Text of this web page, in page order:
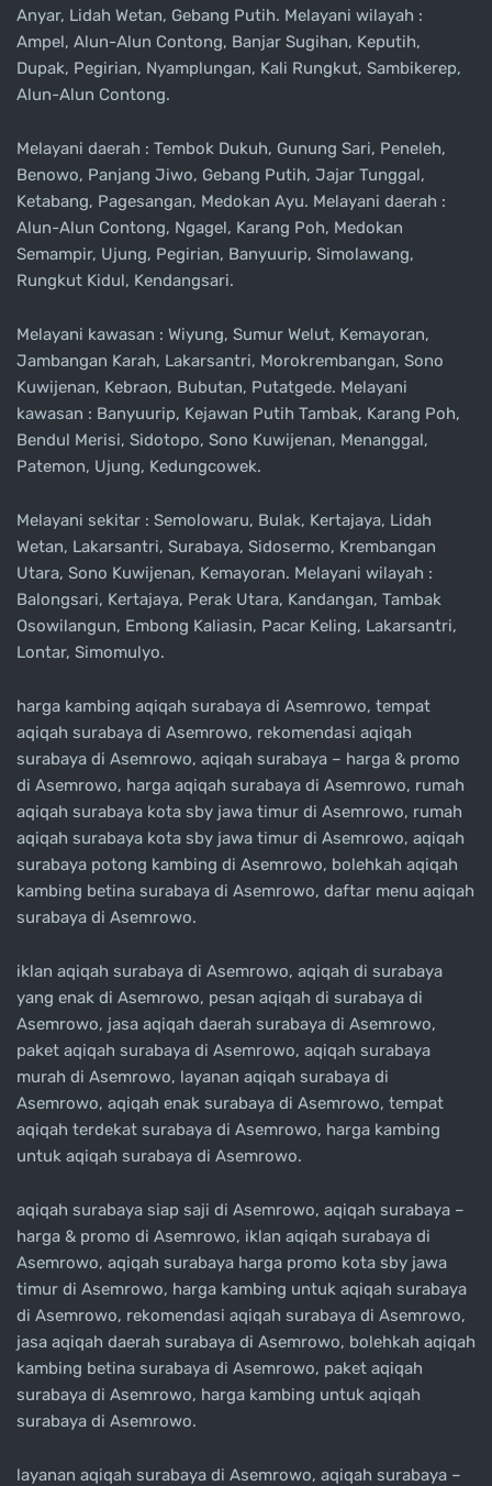
Anyar, Lidah Wetan, Gebang Putih. Melayani wilayah :
Ampel, Alun-Alun Contong, Banjar Sugihan, Keputih,
Dupak, Pegirian, Nyamplungan, Kali Rungkut, Sambikerep,
Alun-Alun Contong.
Melayani daerah : Tembok Dukuh, Gunung Sari, Peneleh,
Benowo, Panjang Jiwo, Gebang Putih, Jajar Tunggal,
Ketabang, Pagesangan, Medokan Ayu. Melayani daerah :
Alun-Alun Contong, Ngagel, Karang Poh, Medokan
Semampir, Ujung, Pegirian, Banyuurip, Simolawang,
Rungkut Kidul, Kendangsari.
Melayani kawasan : Wiyung, Sumur Welut, Kemayoran,
Jambangan Karah, Lakarsantri, Morokrembangan, Sono
Kuwijenan, Kebraon, Bubutan, Putatgede. Melayani
kawasan : Banyuurip, Kejawan Putih Tambak, Karang Poh,
Bendul Merisi, Sidotopo, Sono Kuwijenan, Menanggal,
Patemon, Ujung, Kedungcowek.
Melayani sekitar : Semolowaru, Bulak, Kertajaya, Lidah
Wetan, Lakarsantri, Surabaya, Sidosermo, Krembangan
Utara, Sono Kuwijenan, Kemayoran. Melayani wilayah :
Balongsari, Kertajaya, Perak Utara, Kandangan, Tambak
Osowilangun, Embong Kaliasin, Pacar Keling, Lakarsantri,
Lontar, Simomulyo.
harga kambing aqiqah surabaya di Asemrowo, tempat
aqiqah surabaya di Asemrowo, rekomendasi aqiqah
surabaya di Asemrowo, aqiqah surabaya – harga & promo
di Asemrowo, harga aqiqah surabaya di Asemrowo, rumah
aqiqah surabaya kota sby jawa timur di Asemrowo, rumah
aqiqah surabaya kota sby jawa timur di Asemrowo, aqiqah
surabaya potong kambing di Asemrowo, bolehkah aqiqah
kambing betina surabaya di Asemrowo, daftar menu aqiqah
surabaya di Asemrowo.
iklan aqiqah surabaya di Asemrowo, aqiqah di surabaya
yang enak di Asemrowo, pesan aqiqah di surabaya di
Asemrowo, jasa aqiqah daerah surabaya di Asemrowo,
paket aqiqah surabaya di Asemrowo, aqiqah surabaya
murah di Asemrowo, layanan aqiqah surabaya di
Asemrowo, aqiqah enak surabaya di Asemrowo, tempat
aqiqah terdekat surabaya di Asemrowo, harga kambing
untuk aqiqah surabaya di Asemrowo.
aqiqah surabaya siap saji di Asemrowo, aqiqah surabaya –
harga & promo di Asemrowo, iklan aqiqah surabaya di
Asemrowo, aqiqah surabaya harga promo kota sby jawa
timur di Asemrowo, harga kambing untuk aqiqah surabaya
di Asemrowo, rekomendasi aqiqah surabaya di Asemrowo,
jasa aqiqah daerah surabaya di Asemrowo, bolehkah aqiqah
kambing betina surabaya di Asemrowo, paket aqiqah
surabaya di Asemrowo, harga kambing untuk aqiqah
surabaya di Asemrowo.
layanan aqiqah surabaya di Asemrowo, aqiqah surabaya –